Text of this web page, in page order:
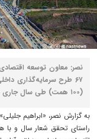
نصر: معاون توسعه
(۱۰۰ همت) طی سال جاری در کمیسیون اقتصادی این سازمان خبر داد.
به گزارش نصر، «ابراهیم
راستای تحقق شعار سال و با